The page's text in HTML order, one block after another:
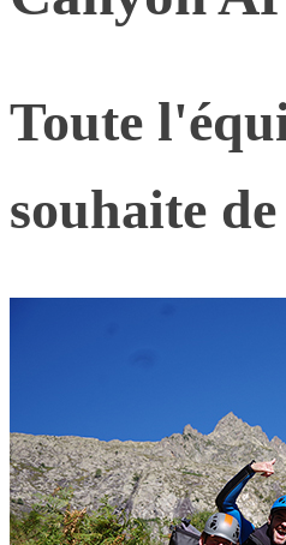
Toute
souhaite